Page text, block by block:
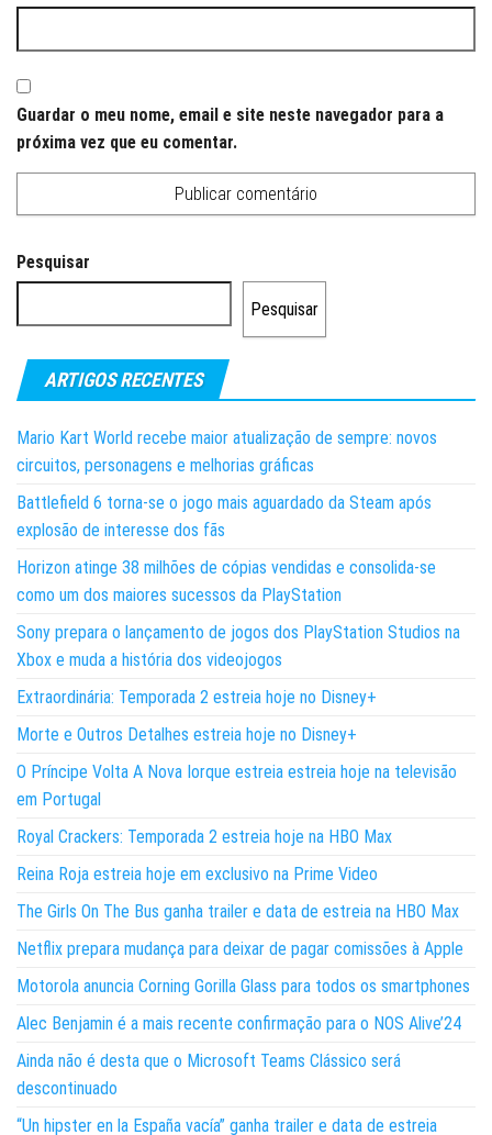
Guardar o meu nome, email e site neste navegador para a
próxima vez que eu comentar.
Pesquisar
Pesquisar
ARTIGOS RECENTES
Mario Kart World recebe maior atualização de sempre: novos
circuitos, personagens e melhorias gráficas
Battlefield 6 torna-se o jogo mais aguardado da Steam após
explosão de interesse dos fãs
Horizon atinge 38 milhões de cópias vendidas e consolida-se
como um dos maiores sucessos da PlayStation
Sony prepara o lançamento de jogos dos PlayStation Studios na
Xbox e muda a história dos videojogos
Extraordinária: Temporada 2 estreia hoje no Disney+
Morte e Outros Detalhes estreia hoje no Disney+
O Príncipe Volta A Nova Iorque estreia estreia hoje na televisão
em Portugal
Royal Crackers: Temporada 2 estreia hoje na HBO Max
Reina Roja estreia hoje em exclusivo na Prime Video
The Girls On The Bus ganha trailer e data de estreia na HBO Max
Netflix prepara mudança para deixar de pagar comissões à Apple
Motorola anuncia Corning Gorilla Glass para todos os smartphones
Alec Benjamin é a mais recente confirmação para o NOS Alive’24
Ainda não é desta que o Microsoft Teams Clássico será
descontinuado
“Un hipster en la España vacía” ganha trailer e data de estreia